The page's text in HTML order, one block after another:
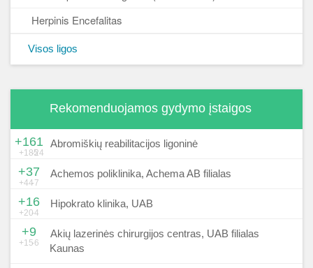
Herpinis Encefalitas
Visos ligos
Rekomenduojamos gydymo įstaigos
+185-24
+161 Abromiškių reabilitacijos ligoninė
+44-7
+37 Achemos poliklinika, Achema AB filialas
+20-4
+16 Hipokrato klinika, UAB
+15-6
+9
Akių lazerinės chirurgijos centras, UAB filialas
Kaunas